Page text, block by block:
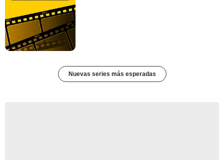
Nuevas series más esperadas